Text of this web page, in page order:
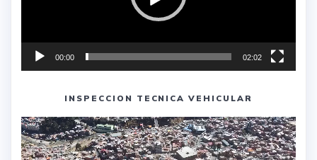
00:00 02:02
INSPECCION TECNICA VEHICULAR
Reproductor
de
vídeo